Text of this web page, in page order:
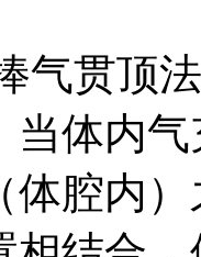
气贯顶
当体内
体腔内